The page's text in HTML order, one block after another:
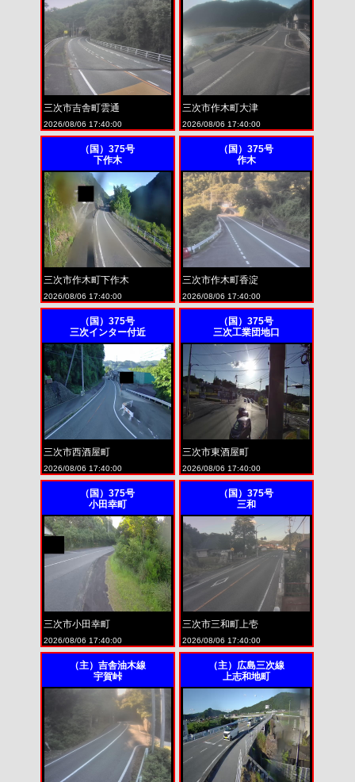
三次市吉舎町雲通
2026/08/06 17:40:00
三次市作木町大津
2026/08/06 17:40:00
（国）375号
下作木
三次市作木町下作木
2026/08/06 17:40:00
（国）375号
作木
三次市作木町香淀
2026/08/06 17:40:00
（国）375号
三次インター付近
三次市西酒屋町
2026/08/06 17:40:00
（国）375号
三次工業団地口
三次市東酒屋町
2026/08/06 17:40:00
（国）375号
小田幸町
三次市小田幸町
2026/08/06 17:40:00
（国）375号
三和
三次市三和町上壱
2026/08/06 17:40:00
（主）吉舎油木線
宇賀峠
（主）広島三次線
上志和地町